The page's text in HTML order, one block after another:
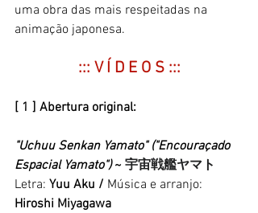
uma obra das mais respeitadas na
animação japonesa.
::: V Í D E O S :::
[ 1 ] Abertura original:
"Uchuu Senkan Yamato" ("Encouraçado
Espacial Yamato") ~ 宇宙戦艦ヤマト
Letra: Yuu Aku / Música e arranjo:
Hiroshi Miyagawa